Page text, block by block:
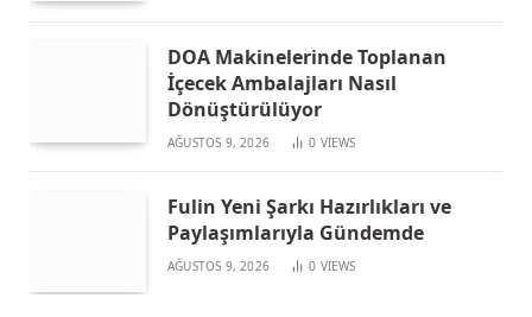
DOA Makinelerinde Toplanan
İçecek Ambalajları Nasıl
Dönüştürülüyor
AĞUSTOS 9, 2026 0 VIEWS
Fulin Yeni Şarkı Hazırlıkları ve
Paylaşımlarıyla Gündemde
AĞUSTOS 9, 2026 0 VIEWS